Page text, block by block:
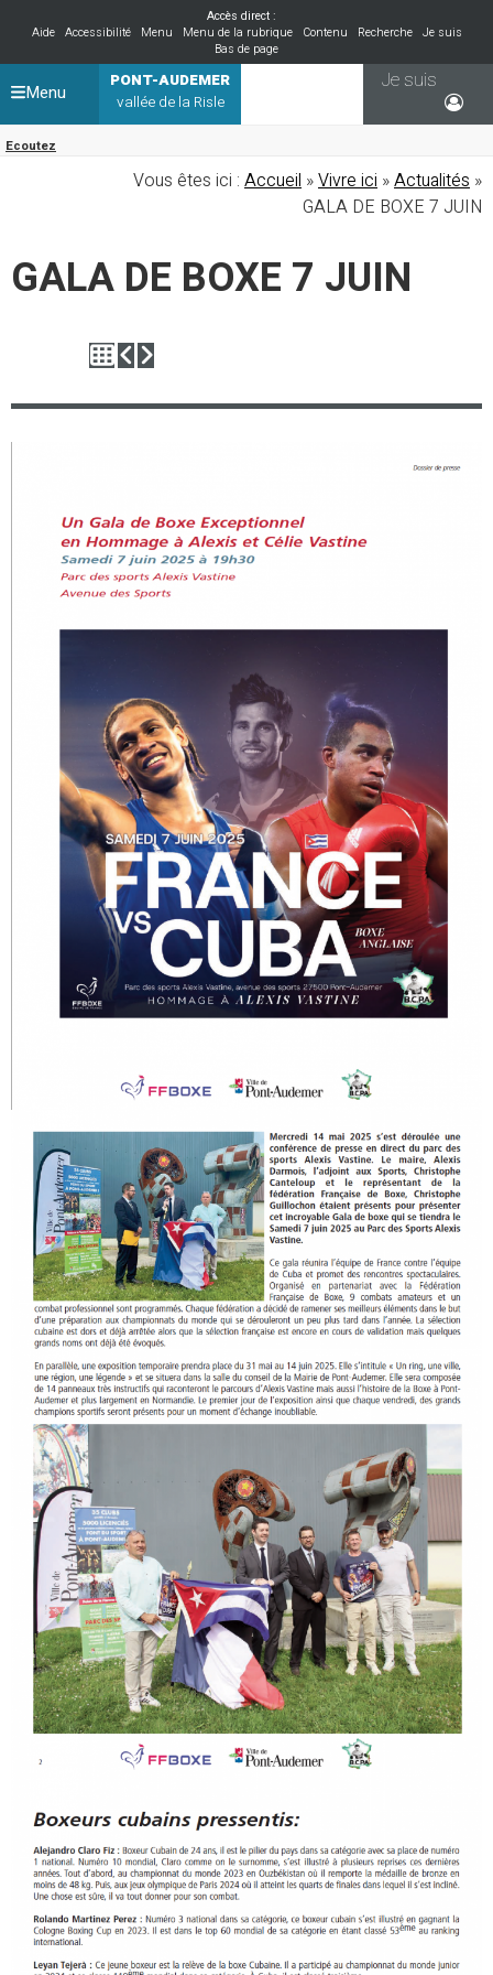
Accès direct :
Aide
Accessibilité Menu Menu de la rubrique Contenu Recherche
Je suis
Bas de page
PONT-AUDEMER
vallée de la Risle
Ecoutez
Je suis
Menu
Vous êtes ici : Accueil »Vivre ici »Actualités »
GALA DE BOXE 7 JUIN
GALA DE BOXE 7 JUIN